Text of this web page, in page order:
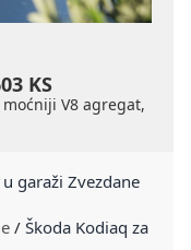
KS
V8 agregat,
garaži Zvezdane
/ Škoda Kodiaq za